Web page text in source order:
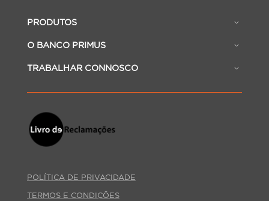
PRODUTOS
O BANCO PRIMUS
TRABALHAR CONNOSCO
POLÍTICA DE PRIVACIDADE
TERMOS E CONDIÇÕES